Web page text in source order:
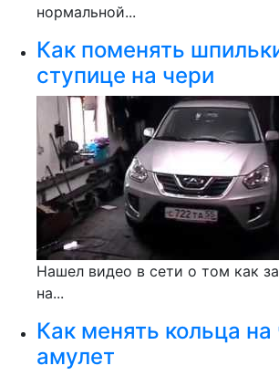
нормальной...
Как поменять
ступице на чери
Нашел видео в сети о том как
на...
Как менять кольца на
амулет